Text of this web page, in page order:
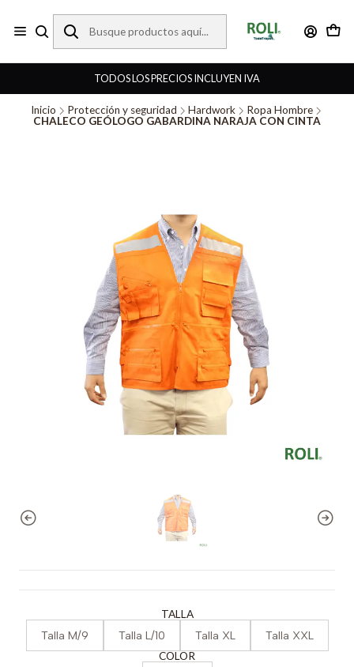
TODOS LOS PRECIOS INCLUYEN IVA
Inicio Protección y seguridad Hardwork
Ropa Hombre
CHALECO GEÓLOGO GABARDINA NARAJA CON CINTA
TALLA
Talla M/9 Talla L/10 Talla XL Talla XXL
COLOR